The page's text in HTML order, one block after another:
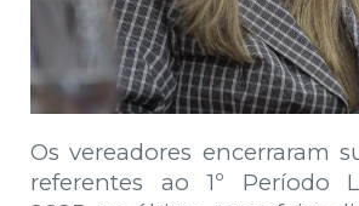
Os vereadores encerraram
referentes ao 1º Período